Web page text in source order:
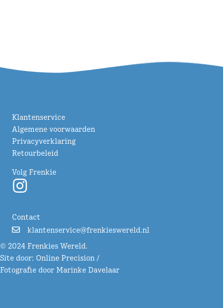
Klantenservice
Algemene voorwaarden
Privacyverklaring
Retourbeleid
Volg Frenkie
Contact
klantenservice@frenkieswereld.nl
© 2024 Frenkies Wereld.
Site door: Online Precision /
Fotografie door Marinke Davelaar